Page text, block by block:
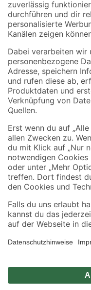
Zur Newsletter
Folge uns
Zahlungsarten
Sicher einkaufen
Jetzt die toom-App
Alle Preisangaben in EUR inkl.
Umständen nicht in allen Märkten
Produkte nur solange der Vorrat reicht.
*Paketversand ab 59 €
Privatsphäre
Nutzungsbedingungen